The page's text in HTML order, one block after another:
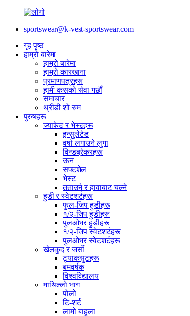
sportswear@k-vest-sportswear.com
गृह पृष्ठ
हाम्रो बारेमा
हाम्रो बारेमा
हाम्रो कारखाना
प्रमाणपत्रहरू
हामी कसको सेवा गर्छौं
समाचार
थ्रीडी शो रुम
पुरुषहरू
ज्याकेट र भेस्टहरू
इन्सुलेटेड
वर्षा लगाउने लुगा
विन्डब्रेकरहरू
ऊन
सफ्टशेल
भेस्ट
तताउने र हावाबाट चल्ने
हुडी र स्वेटशर्टहरू
फुल-जिप हुडीहरू
१/२-जिप हुडीहरू
पुलओभर हुडीहरू
१/२-जिप स्वेटशर्टहरू
पुलओभर स्वेटशर्टहरू
खेलकुद र जर्सी
ट्र्याकसुटहरू
बमवर्षक
विश्वविद्यालय
माथिल्लो भाग
पोलो
टि-शर्ट
लामो बाहुला